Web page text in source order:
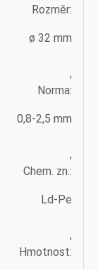
Rozměr:
ø 32 mm
,
Norma:
0,8-2,5 mm
,
Chem. zn.:
Ld-Pe
,
Hmotnost: